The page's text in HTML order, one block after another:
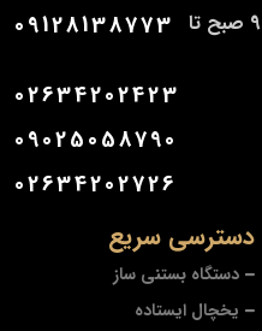
دسترسی سریع
دستگاه بستنی ساز
یخچال ایستاده
کارشناس فروش (پاسخ گویی 9 صبح تا 09128138773
02634202423
09025058790
02634202726